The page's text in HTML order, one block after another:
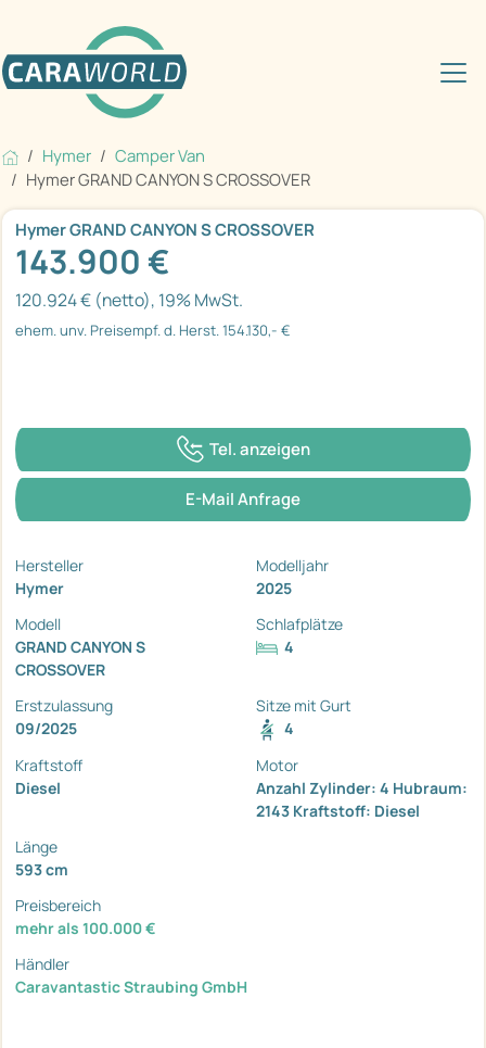
Hymer
Camper Van
Hymer GRAND CANYON S CROSSOVER
Hymer GRAND CANYON S CROSSOVER
143.900 €
120.924 € (netto), 19% MwSt.
ehem. unv. Preisempf. d. Herst. 154.130,- €
Tel. anzeigen
E-Mail Anfrage
Hersteller
Hymer
Modelljahr
2025
Modell
GRAND CANYON S
CROSSOVER
Schlafplätze
4
Erstzulassung
09/2025
Sitze mit Gurt
4
Kraftstoff
Diesel
Motor
Anzahl Zylinder: 4 Hubraum:
2143 Kraftstoff: Diesel
Länge
593 cm
Preisbereich
mehr als 100.000 €
Händler
Caravantastic Straubing GmbH